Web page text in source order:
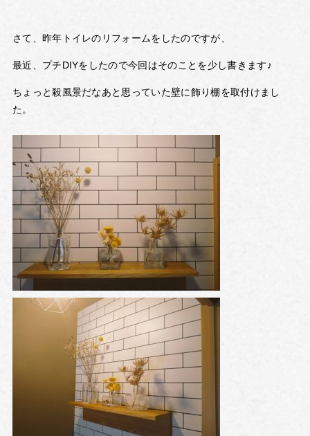
さて、昨年トイレのリフォームをしたのですが、
最近、プチDIYをしたので今回はそのことを少し書きます♪
ちょっと殺風景だなあと思っていた壁に飾り棚を取付けまし
た。